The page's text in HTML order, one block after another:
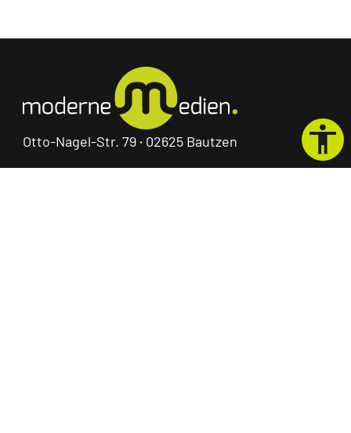
Otto-Nagel-Str. 79·02625 Bautzen